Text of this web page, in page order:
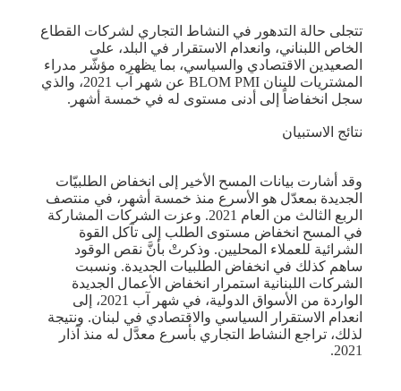
تتجلى حالة التدهور في النشاط التجاري لشركات القطاع
الخاص اللبناني، وانعدام الاستقرار في البلد، على
الصعيدين الاقتصادي والسياسي، بما يظهره مؤشّر مدراء
المشتريات للبنان BLOM PMI عن شهر آب 2021، والذي
سجل انخفاضاً إلى أدنى مستوى له في خمسة أشهر.
نتائج الاستبيان
وقد أشارت بيانات المسح الأخير إلى انخفاض الطلبيّات
الجديدة بمعدّل هو الأسرع منذ خمسة أشهر، في منتصف
الربع الثالث من العام 2021. وعزت الشركات المشاركة
في المسح انخفاض مستوى الطلب إلى تآكل القوة
الشرائية للعملاء المحليين. وذكرتْ بأنَّ نقص الوقود
ساهم كذلك في انخفاض الطلبيات الجديدة. ونسبت
الشركات اللبنانية استمرار انخفاض الأعمال الجديدة
الواردة من الأسواق الدولية، في شهر آب 2021، إلى
انعدام الاستقرار السياسي والاقتصادي في لبنان. ونتيجة
لذلك، تراجع النشاط التجاري بأسرع معدَّل له منذ آذار
2021.